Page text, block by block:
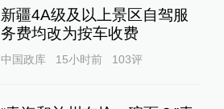
新疆4A级及以上景区自驾服
务费均改为按车收费
中国政库 15小时前 103评